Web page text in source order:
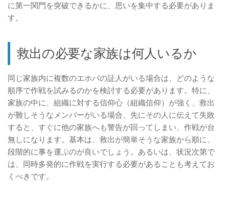
に第一関門を突破できるかに、思いを集中する必要がありま
す。
救出の必要な家族は何人いるか
同じ家族内に複数のエホバの証人がいる場合は、どのような
順序で作戦を試みるのかを検討する必要があります。特に、
家族の中に、組織に対する信仰心（組織信仰）が強く、救出
が難しそうなメンバーがいる場合、先にその人に伝えて失敗
すると、すぐに他の家族へも警告が回ってしまい、作戦が台
無しになります。基本は、救出が簡単そうな家族から順に、
段階的に事を運ぶのが良いでしょう。あるいは、状況次第で
は、同時多発的に作戦を実行する必要があることも考えてお
くべきです。